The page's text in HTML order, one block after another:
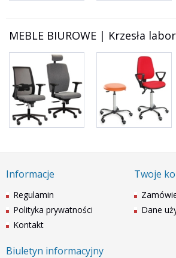
MEBLE BIUROWE | Krzesła
Informacje
Regulamin
Polityka prywatności
Kontakt
Twoje
Dane
Biuletyn informacyjny